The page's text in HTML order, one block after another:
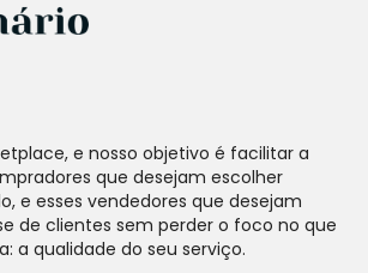
e nosso objetivo é facilitar a
que desejam escolher
e esses vendedores que desejam
de clientes sem perder o foco no que
a qualidade do seu serviço.